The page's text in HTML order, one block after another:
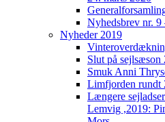
Nyhedsbrev nr. 9
Nyheder 2019
Slut på sejlsæson
Smuk Anni
Limfjorden rundt
Længere
Lemvig ,2019: